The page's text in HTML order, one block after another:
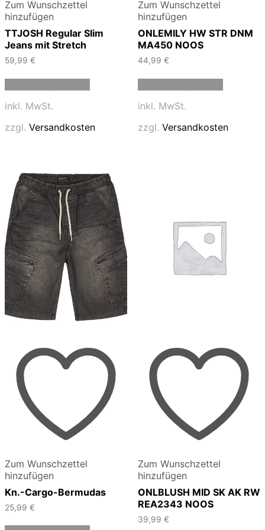
Zum Wunschzettel
hinzufügen
TTJOSH Regular Slim
Jeans mit Stretch
59,99 €
auf.
auf
der
Produktseite
gewählt
werden
inkl. MwSt.
zzgl. Versandkosten
Zum Wunschzettel
hinzufügen
ONLEMILY HW STR DNM
MA450 NOOS
44,99 €
auf.
werden
inkl. MwSt.
zzgl. Versandkosten
Zum Wunschzettel
hinzufügen
Kn.-Cargo-Bermudas
25,99 €
Zum Wunschzettel
hinzufügen
ONLBLUSH MID SK AK RW
REA2343 NOOS
39,99 €